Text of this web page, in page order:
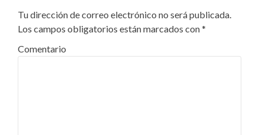
Tu dirección de correo electrónico no será publicada.
Los campos obligatorios están marcados con*
Comentario